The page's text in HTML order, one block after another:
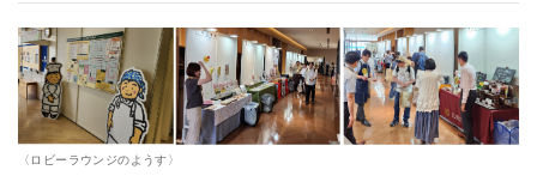
〈ロビーラウンジのようす〉